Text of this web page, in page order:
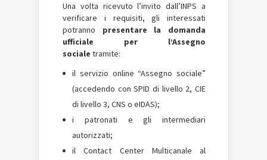
Una volta ricevuto l’invito dall’INPS a
verificare i requisiti, gli interessati
potranno presentare la domanda
ufficiale per l’Assegno
sociale tramite:
il servizio online “Assegno sociale”
(accedendo con SPID di livello 2, CIE
di livello 3, CNS o eIDAS);
i patronati e gli intermediari
autorizzati;
il Contact Center Multicanale al